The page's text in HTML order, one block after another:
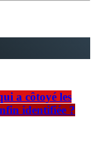
a côtoyé les
identifiée ?